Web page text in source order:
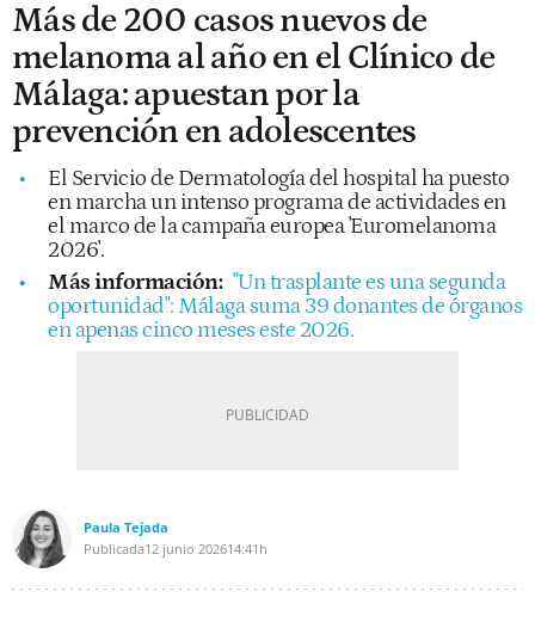
Más de 200 casos nuevos de
melanoma al año en el Clínico de
Málaga: apuestan por la
prevención en adolescentes
El Servicio de Dermatología del hospital ha puesto
en marcha un intenso programa de actividades en
el marco de la campaña europea 'Euromelanoma
2026'.
Más información: "Un trasplante es una segunda
oportunidad": Málaga suma 39 donantes de órganos
en apenas cinco meses este 2026.
Paula Tejada
Publicada12 junio 202614:41h